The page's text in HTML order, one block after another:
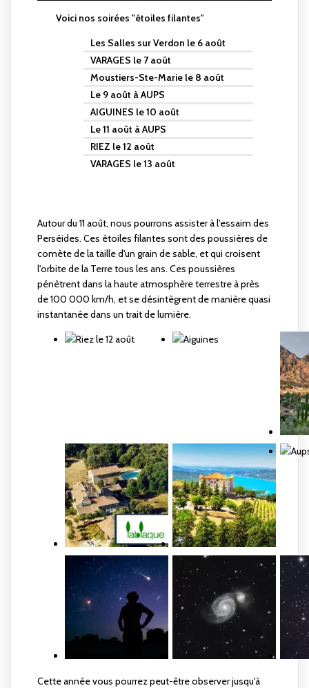
Voici nos soirées "étoiles filantes"
Les Salles sur Verdon le 6 août
VARAGES le 7 août
Moustiers-Ste-Marie le 8 août
Le 9 août à AUPS
AIGUINES le 10 août
Le 11 août à AUPS
RIEZ le 12 août
VARAGES le 13 août
Autour du 11 août, nous pourrons assister à l'essaim des
Perséides. Ces étoiles filantes sont des poussières de
comète de la taille d'un grain de sable, et qui croisent
l'orbite de la Terre tous les ans. Ces poussières
pénètrent dans la haute atmosphère terrestre à près
de 100 000 km/h, et se désintègrent de manière quasi
instantanée dans un trait de lumière.
Cette année vous pourrez peut-être observer jusqu'à